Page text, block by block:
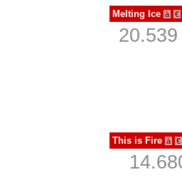
Melting Ice à €
This is Fire à €